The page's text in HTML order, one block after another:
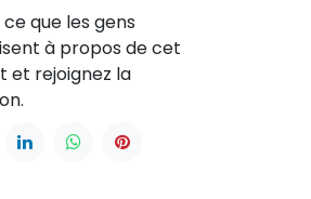
que les gens
à propos de cet
et rejoignez la